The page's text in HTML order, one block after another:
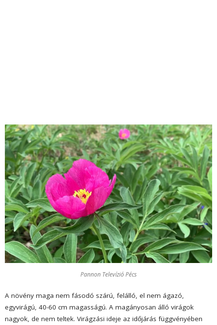
Pannon Televízió Pécs
A növény maga nem fásodó szárú, felálló, el nem ágazó,
egyvirágú, 40-60 cm magasságú. A magányosan álló virágok
nagyok, de nem teltek. Virágzási ideje az időjárás függvényében